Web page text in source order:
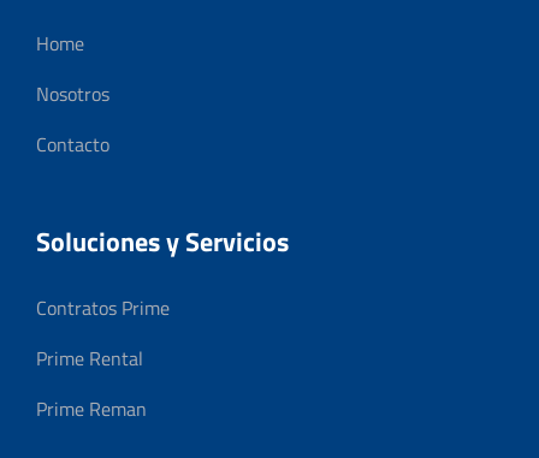
Home
Nosotros
Contacto
Soluciones y Servicios
Contratos Prime
Prime Rental
Prime Reman